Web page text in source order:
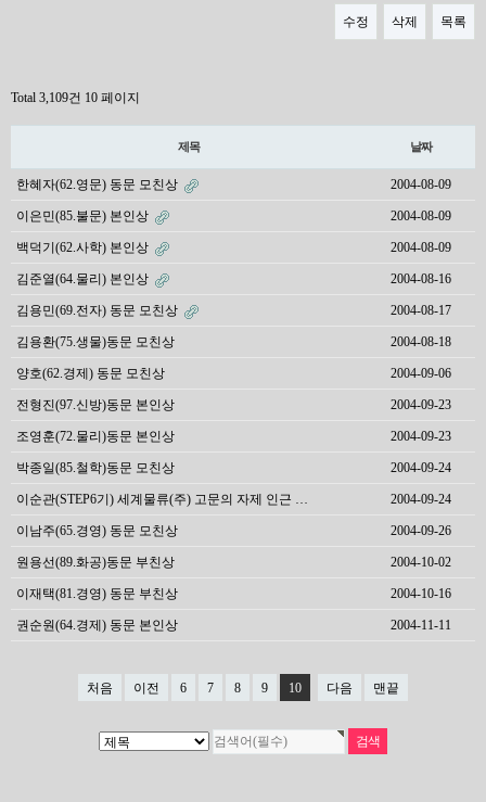
수정 삭제 목록
Total 3,109건 10 페이지
제목 날짜
한혜자(62.영문) 동문 모친상 2004-08-09
이은민(85.불문) 본인상 2004-08-09
백덕기(62.사학) 본인상 2004-08-09
김준열(64.물리) 본인상 2004-08-16
김용민(69.전자) 동문 모친상 2004-08-17
김용환(75.생물)동문 모친상 2004-08-18
양호(62.경제) 동문 모친상 2004-09-06
전형진(97.신방)동문 본인상 2004-09-23
조영훈(72.물리)동문 본인상 2004-09-23
박종일(85.철학)동문 모친상 2004-09-24
이순관(STEP6기) 세계물류(주) 고문의 자제 인근 … 2004-09-24
이남주(65.경영) 동문 모친상 2004-09-26
원용선(89.화공)동문 부친상 2004-10-02
이재택(81.경영) 동문 부친상 2004-10-16
권순원(64.경제) 동문 본인상 2004-11-11
처음 이전 6 7 8 9 10 다음 맨끝